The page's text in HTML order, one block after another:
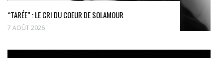
“TARÉE” : LE CRI DU COEUR DE SOLAMOUR
7 AOÛT 2026